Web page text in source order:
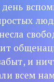
и
всем